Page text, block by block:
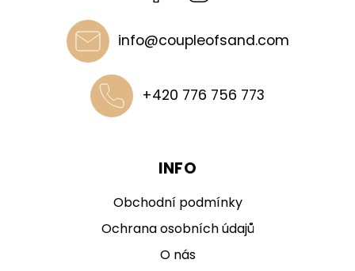
info@coupleofsand.com
+420 776 756 773
INFO
Obchodní podmínky
Ochrana osobních údajů
O nás